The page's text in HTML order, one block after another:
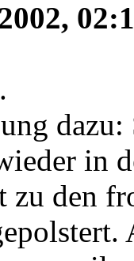
in
zu den